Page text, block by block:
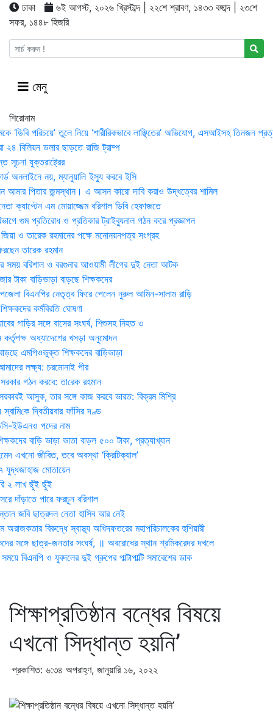
ঢাকা
৬ই আগস্ট, ২০২৬ খ্রিস্টাব্দ | ২২শে শ্রাবণ, ১৪৩৩ বঙ্গাব্দ | ২৩শে
সফর, ১৪৪৮ হিজরি
মেনু
শিরোনাম
‘ডিবি পরিচয়ে’ তুলে নিয়ে ‘শারীরিকভাবে লাঞ্ছিতের’ অভিযোগ, এসআইসহ তিনজন
২৪ বিলিয়ন ডলার ছাড়তে রাজি ট্রাম্প
সূচনা যুক্তরাষ্ট্রের
অনলাইনে নয়, ম্যানুয়ালি ইস্যু করবে ইসি
পিতার জন্মস্থান। এ আসন কারো দাবি করাও উদ্ধত্বের শামিল
ক্যাপ্টেন এম মোয়াজ্জেম বরিশাল ডিবি হেফাজতে
গুম প্রতিরোধ ও প্রতিকার ট্রাইব্যুনাল গঠন করে প্রজ্ঞাপন
ও তারেক রহমানের পক্ষে মনোনয়নপত্র সংগ্রহ
তারেক রহমান
সময় ব‌রিশাল ও বরগুনার আওয়ামী লীগের দুই নেতা আটক
টাকা বাড়িভাড়া বাড়ছে শিক্ষকদের
বিএনপির নেতৃত্ব ফিরে পেলেন নুরুল আমিন-সালাম রাড়ি
কর্মবিরতি ঘোষণা
গাড়ির সঙ্গে বাসের সংঘর্ষ, শিশুসহ নিহত ৩
কর্তৃপক্ষ অধ্যাদেশের খসড়া অনুমোদন
এমপিওভুক্ত শিক্ষকদের বাড়িভাড়া
লক্ষ্য: চরমোনাই পীর
গঠন করবে: তা‌রেক রহমান
আসুক, তার সঙ্গে কাজ করবে ভারত: বিক্রম মিশ্রি
দ্বিতীয়বার ফাঁসির দণ্ড
ইউএনও পদের নাম
বাড়ি ভাড়া ভাতা বাড়ল ৫০০ টাকা, প্রত্যাখ্যান
এখনো জীবিত, তবে অবস্থা ‘ক্রিটিক্যাল’
যুদ্ধজাহাজ মোতায়েন
২ লাখ ছুঁই ছুঁই
দাঁড়াতে পারে ফরচুন বরিশাল
জবি ছাত্রদল নেতা হাসিব আর নেই
অরাজকতার বিরুদ্ধে স্বাস্থ্য অধিদফতরের মহাপরিচালকের হুশিয়ারী
সঙ্গে ছাত্র-জনতার সংঘর্ষ, ॥ অবরোধের স্থান শ্রমিকরেদর দখলে
বিএনপি ও যুবদলের দুই গ্রুপের পাল্টাপাল্টি সমাবেশের ডাক
শিক্ষাপ্রতিষ্ঠান বন্ধের বিষয়ে
এখনো সিদ্ধান্ত হয়নি’
প্রকাশিত: ৬:৩৪ অপরাহ্ণ, জানুয়ারি ১৬, ২০২২